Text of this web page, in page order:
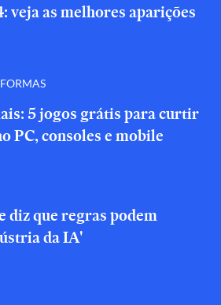
veja as melhores aparições
5 jogos grátis para curtir
PC, consoles e mobile
diz que regras podem
da IA'